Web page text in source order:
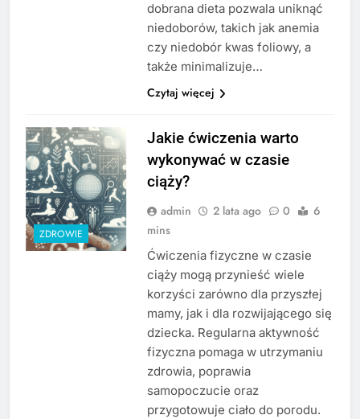
dobrana dieta pozwala uniknąć
niedoborów, takich jak anemia
czy niedobór kwas foliowy, a
także minimalizuje…
Czytaj więcej
ZDROWIE
Jakie ćwiczenia warto
wykonywać w czasie
ciąży?
admin 2 lata ago 0
6
mins
Ćwiczenia fizyczne w czasie
ciąży mogą przynieść wiele
korzyści zarówno dla przyszłej
mamy, jak i dla rozwijającego się
dziecka. Regularna aktywność
fizyczna pomaga w utrzymaniu
zdrowia, poprawia
samopoczucie oraz
przygotowuje ciało do porodu.